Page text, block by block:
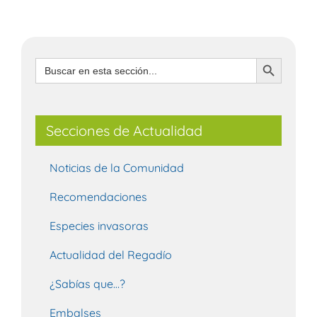
Buscar: Botón de búsqueda
Secciones de Actualidad
Noticias de la Comunidad
Recomendaciones
Especies invasoras
Actualidad del Regadío
¿Sabías que…?
Embalses